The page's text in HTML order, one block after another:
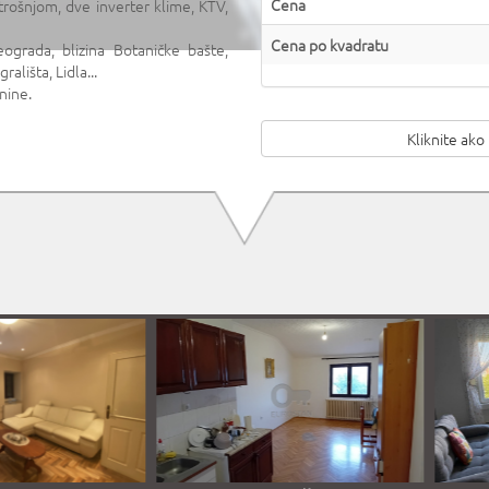
dve inverter klime, KTV,
blizina Botaničke bašte,
Lidla...
Cena
Cena po kvadratu
Kliknite